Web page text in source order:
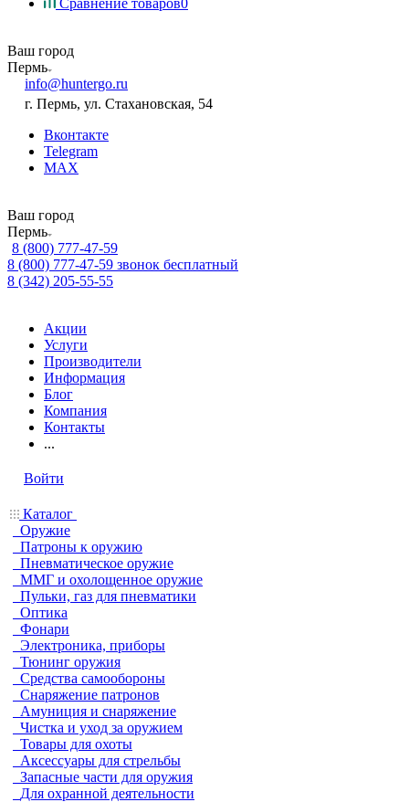
Сравнение товаров0
Ваш город
Пермь
info@huntergo.ru
г. Пермь, ул. Стахановская, 54
Вконтакте
Telegram
MAX
Ваш город
Пермь
8 (800) 777-47-59
8 (800) 777-47-59 звонок бесплатный
8 (342) 205-55-55
Акции
Услуги
Производители
Информация
Блог
Компания
Контакты
...
Войти
Каталог
Оружие
Патроны к оружию
Пневматическое оружие
ММГ и охолощенное оружие
Пульки, газ для пневматики
Оптика
Фонари
Электроника, приборы
Тюнинг оружия
Средства самообороны
Снаряжение патронов
Амуниция и снаряжение
Чистка и уход за оружием
Товары для охоты
Аксессуары для стрельбы
Запасные части для оружия
Для охранной деятельности